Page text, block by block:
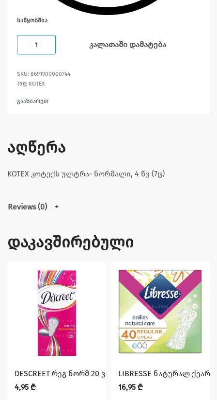
ᲡᲐᲬᲧᲝᲑᲨᲘᲐ
კალათაში დამატება
8691900000744
Tag: KOTEX
გააზიარეთ
აღწერა
KOTEX კოტექს ულტრა- ნორმალი, 4 წვ (7ც)
Reviews (0)
დაკავშირებული
DESCREET რეგ ნორმ 20 ვარდისფერი
4,95 ₾
LIBRESSE ნატურალ
16,95 ₾